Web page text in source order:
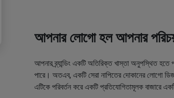
আপনার লোগো হল আপনার
আপনার ব্র্যান্ডিং একটি অতিরিক্ত খাস্তা অনুপস্থিত হতে
পারে। অতএব, একটি সেরা নাপিতের দোকানের লোগো
এটিকে পরিবর্তন করে একটি প্রতিযোগিতামূলক বাজারে